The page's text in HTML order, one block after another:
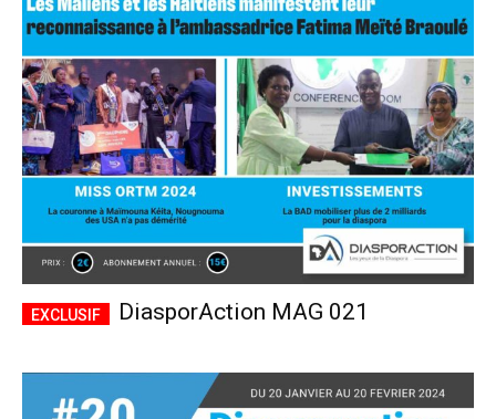
DiasporAction MAG 021